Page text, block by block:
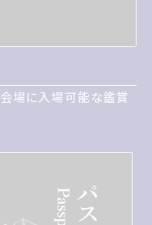
有料会場に入場可能
場に入場可能な鑑賞